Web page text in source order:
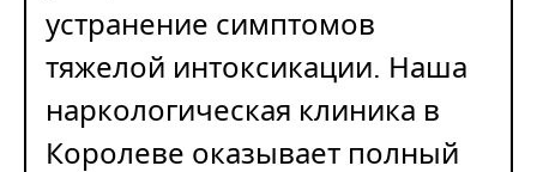
устранение симптомов
тяжелой интоксикации. Наша
наркологическая клиника в
Королеве оказывает полный